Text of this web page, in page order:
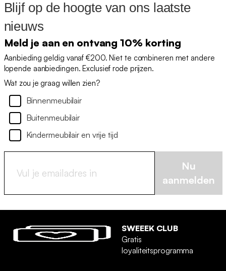
Blijf op de hoogte van ons laatste
nieuws
Meld je aan en ontvang 10% korting
Aanbieding geldig vanaf €200. Niet te combineren met andere
lopende aanbiedingen. Exclusief rode prijzen.
Wat zou je graag willen zien?
Binnenmeubilair
Buitenmeubilair
Kindermeubilair en vrije tijd
Nu
aanmelden
SWEEEK CLUB
Gratis
loyaliteitsprogramma